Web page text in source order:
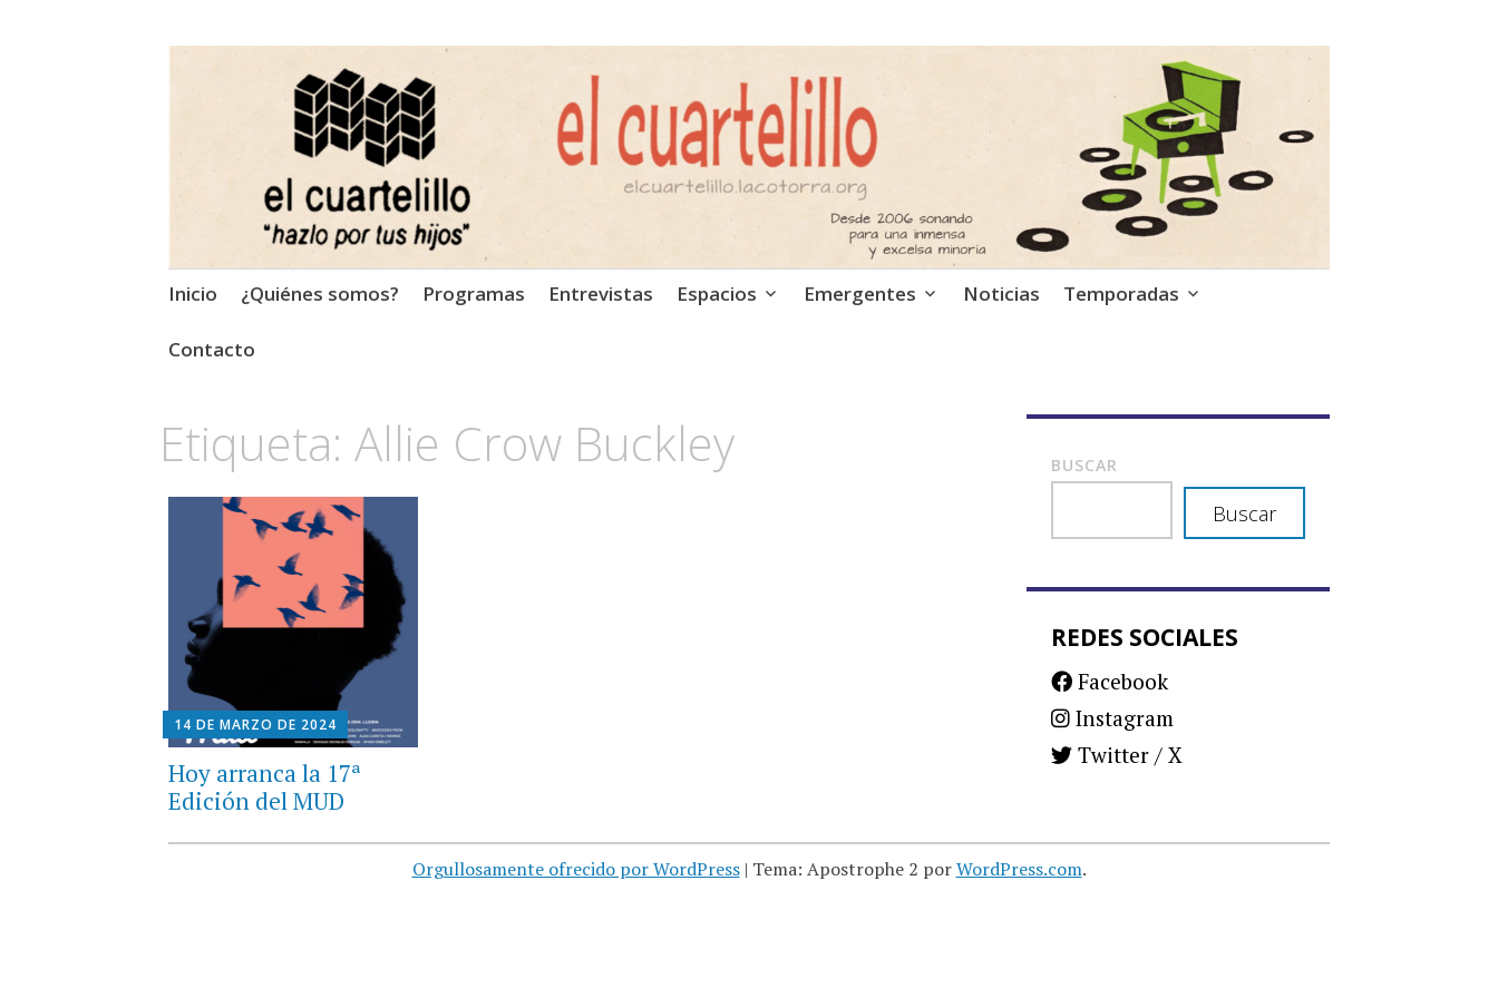
El Cuartelillo
Programa de radio de música independiente. Podcast
Saltar
contenido
Inicio ¿Quiénes somos? Programas Entrevistas Espacios Emergentes Noticias Temporadas
Contacto
Etiqueta: Allie Crow Buckley
14 DE MARZO DE 2024
Hoy arranca la 17ª
Edición del MUD
BUSCAR
Buscar
REDES SOCIALES
Facebook
Instagram
Twitter / X
Orgullosamente ofrecido por WordPress | Tema: Apostrophe 2 porWordPress.com.